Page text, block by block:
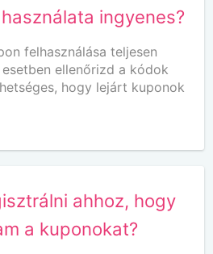
ingyenes?
felhasználása teljesen
ellenőrizd a kódok
hogy lejárt kuponok
ahhoz, hogy
a kuponokat?